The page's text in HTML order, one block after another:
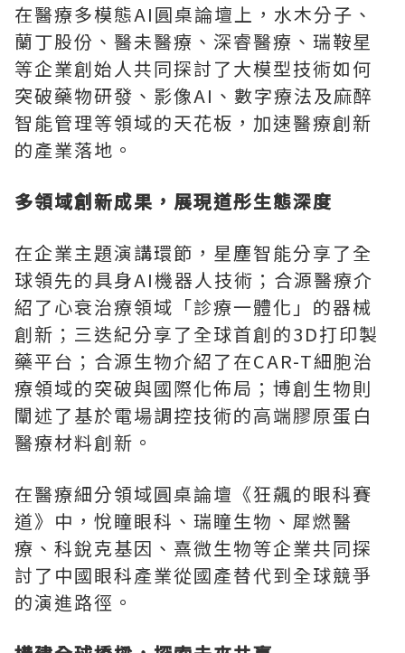
在醫療多模態AI圓桌論壇上，水木分子、
蘭丁股份、醫未醫療、深睿醫療、瑞鞍星
等企業創始人共同探討了大模型技術如何
突破藥物研發、影像AI、數字療法及麻醉
智能管理等領域的天花板，加速醫療創新
的產業落地。
多領域創新成果，展現道彤生態深度
在企業主題演講環節，星塵智能分享了全
球領先的具身AI機器人技術；合源醫療介
紹了心衰治療領域「診療一體化」的器械
創新；三迭紀分享了全球首創的3D打印製
藥平台；合源生物介紹了在CAR-T細胞治
療領域的突破與國際化佈局；博創生物則
闡述了基於電場調控技術的高端膠原蛋白
醫療材料創新。
在醫療細分領域圓桌論壇《狂飆的眼科賽
道》中，悅瞳眼科、瑞瞳生物、犀燃醫
療、科銳克基因、熹微生物等企業共同探
討了中國眼科產業從國產替代到全球競爭
的演進路徑。